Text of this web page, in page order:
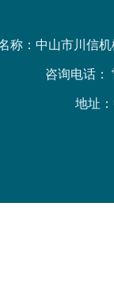
称：中山市川信机
咨询电话：
地址